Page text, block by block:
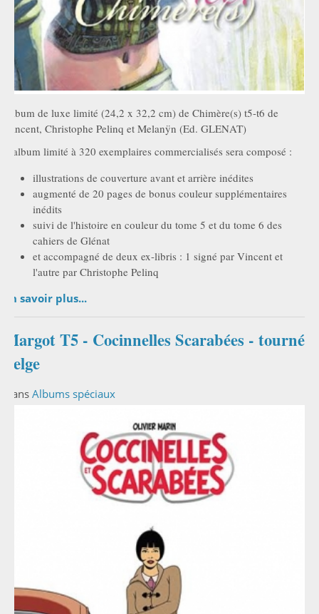
Album de luxe limité (24,2 x 32,2 cm) de Chimère(s) t5-t6 de
Vincent, Christophe Pelinq et Melanÿn (Ed. GLENAT)
L'album limité à 320 exemplaires commercialisés sera composé :
illustrations de couverture avant et arrière inédites
augmenté de 20 pages de bonus couleur supplémentaires
inédits
suivi de l'histoire en couleur du tome 5 et du tome 6 des
cahiers de Glénat
et accompagné de deux ex-libris : 1 signé par Vincent et
l'autre par Christophe Pelinq
En savoir plus...
Margot T5 - Cocinnelles Scarabées - tournée
belge
Dans Albums spéciaux